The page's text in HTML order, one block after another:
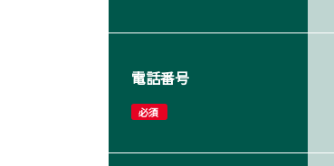
電話番号
必須